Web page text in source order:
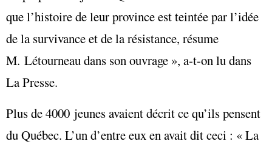
que l’histoire de leur province est teintée par l’idée
de la survivance et de la résistance, résume
M. Létourneau dans son ouvrage », a-t-on lu dans
La Presse.
Plus de 4000 jeunes avaient décrit ce qu’ils pensent
du Québec. L’un d’entre eux en avait dit ceci : « La